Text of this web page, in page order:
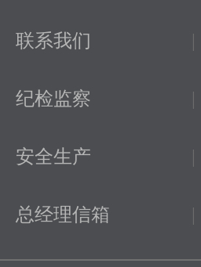
联系我们 |
纪检监察 |
安全生产 |
总经理信箱 |